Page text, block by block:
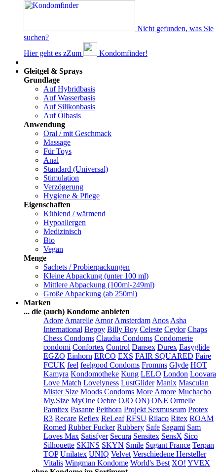
Nicht gefunden, was Sie
suchen?
Hier geht es zZum
Kondomfinder!
Gleitgel & Sprays
Grundlage
Auf Hybridbasis
Auf Wasserbasis
Auf Silikonbasis
Auf Ölbasis
Anwendung
Oral / mit Geschmack
Massage
Für Toys
Anal
Standard (Universal)
Stimulation
Verzögerung
Hygiene & Pflege
Eigenschaften
Kühlend / wärmend
Hypoallergen
Medizinisch
Bio
Vegan
Menge
Sachets / Probierpackungen
Kleine Abpackung (unter 100 ml)
Mittlere Abpackung (100ml-249ml)
Große Abpackung (ab 250ml)
Marken
... die (auch) Kondome anbieten
Adore Amarelle Amor Amsterdam Anos Asha
International Beppy Billy Boy Celeste Ceylor Chaps
Chess Condoms Claudia Condoms Condomerie
condomi Confortex Control Dansex Durex Easyglide
EGZO Einhorn ERCO EXS FAIR SQUARED Faire
FCUK feel feelgood Condoms Fromms Glyde HOT
Kamyra Kondomotheke Kung LELO London Loovara
Love Match Lovelyness LustGlider Manix Masculan
Mister Size Moods Condoms More Amore Muchacho
My.Size MyOne Oebre OJO ON) ONE Ormelle
Pamitex Pasante Peithora Projekt Sexmuseum Protex
R3 Recare Reflex ReLeaf RFSU Rilaco Ritex ROAM
Romed Rubber Fucker Rubbery Safe Sagami Sam
Loves Max Satisfyer Secura Sensitex SensX Sico
Silhouette SKINS SKYN Smile Sugant France Terpan
TOP Unilatex UNIQ Velvet Verschiedene Hersteller
Vitalis Wingman Kondome World's Best XO! YVEX